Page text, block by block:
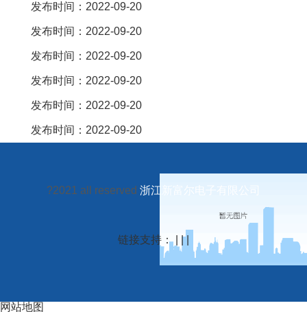
发布时间：2022-09-20
发布时间：2022-09-20
发布时间：2022-09-20
发布时间：2022-09-20
发布时间：2022-09-20
发布时间：2022-09-20
?2021 all reserved 浙江新富尔电子有限公司
链接支持： | | |
网站地图